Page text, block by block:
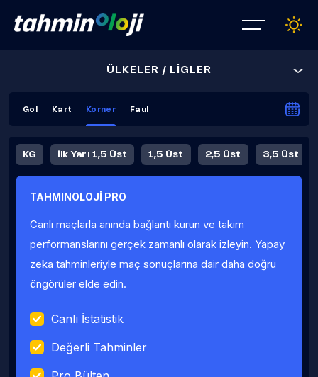
ÜLKELER / LİGLER
Gol Kart Korner Faul
KG İlk Yarı 1,5 Üst 1,5 Üst 2,5 Üst 3,5 Üst
Fauller Ortalama
TAHMINOLOJİ PRO
Canlı maçlarla anında bağlantı kurun ve takım
performanslarını gerçek zamanlı olarak izleyin. Yapay
zeka tahminleriyle maç sonuçlarına dair daha doğru
öngörüler elde edin.
Canlı İstatistik
Değerli Tahminler